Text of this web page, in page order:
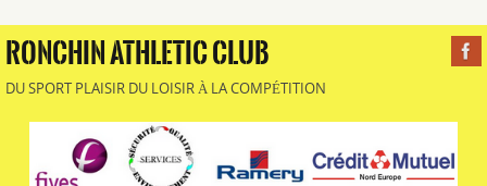
RONCHIN ATHLETIC CLUB
DU SPORT PLAISIR DU LOISIR À LA COMPÉTITION